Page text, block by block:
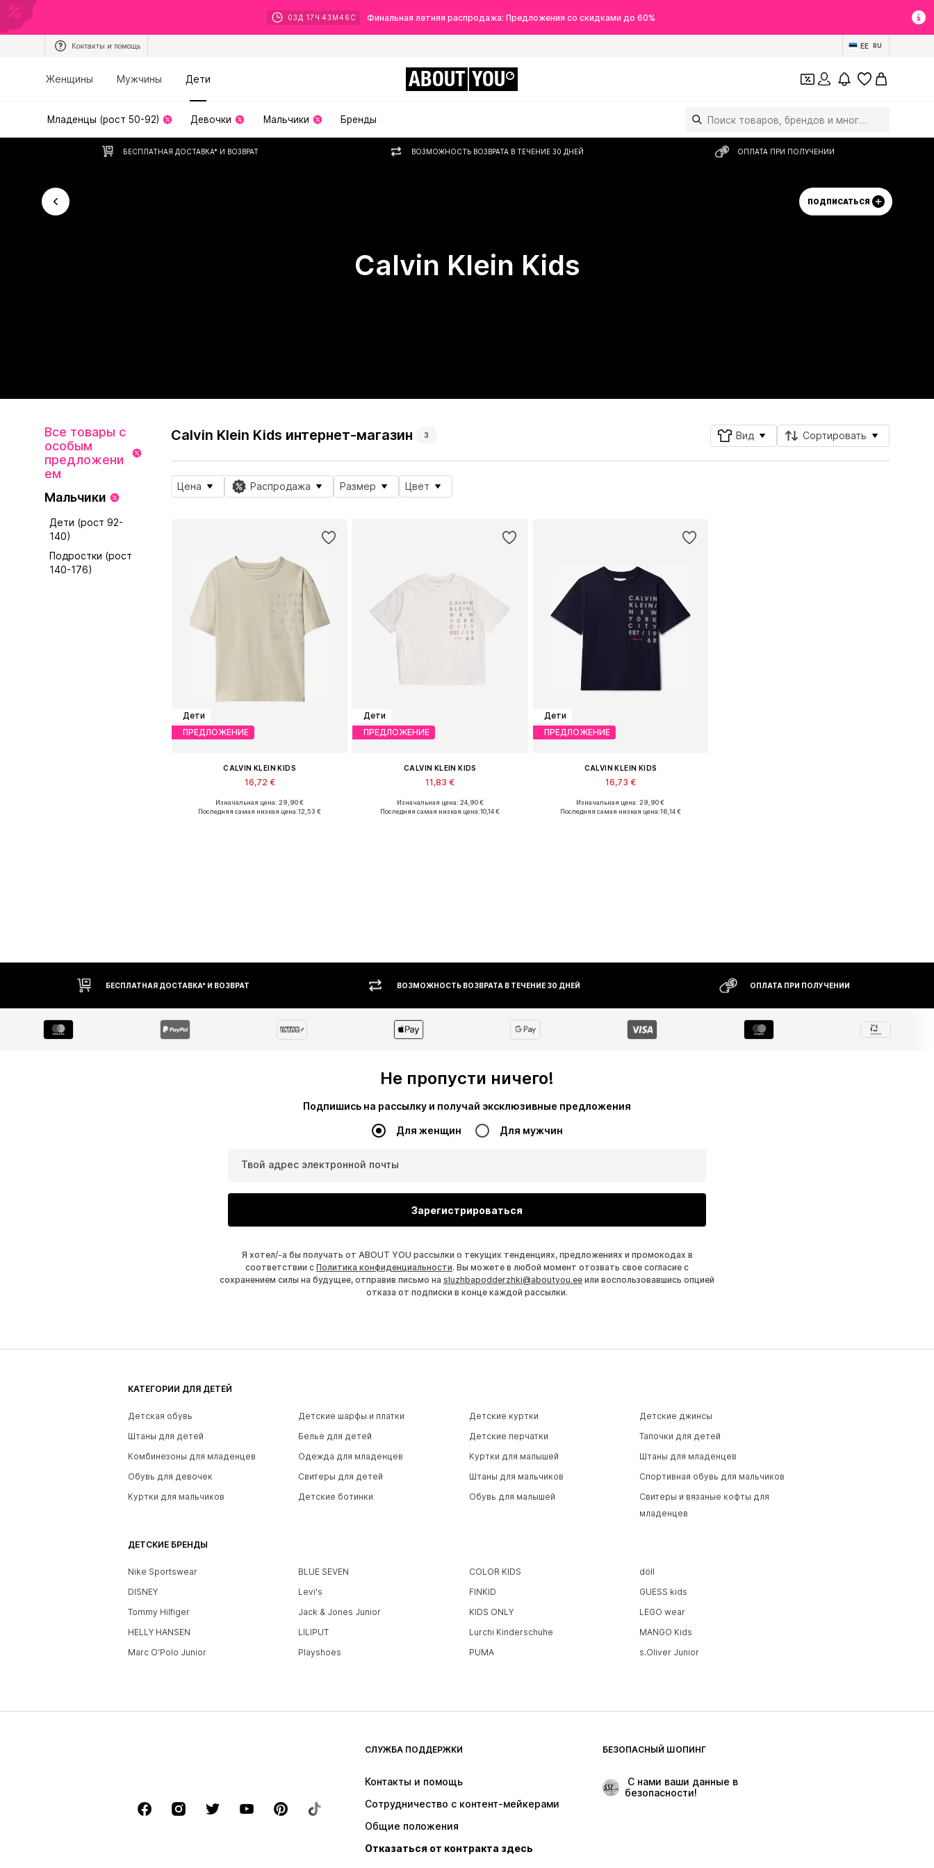
03 Д 17 Ч 43 М46 С Финальная летняя распродажа: Предложения со скидками до 60%
Контакты и помощь EE RU
Женщины Мужчины Дети ABOUT YOU
Младенцы (рост 50-92) Девочки Мальчики Бренды
БЕСПЛАТНАЯ ДОСТАВКА* И ВОЗВРАТ ВОЗМОЖНОСТЬ ВОЗВРАТА В ТЕЧЕНИЕ 30 ДНЕЙ ОПЛАТА ПРИ ПОЛУЧЕНИИ
ПОДПИСАТЬСЯ
Calvin Klein Kids
Все товары с
особым
предложени
ем
Мальчики
Дети (рост 92-
140)
Подростки (рост
140-176)
Calvin Klein Kids интернет-магазин 3 Вид Сортировать
Цена Распродажа Размер Цвет
Дети
ПРЕДЛОЖЕНИЕ
CALVIN KLEIN KIDS
16,72 €
Доступные размеры: 176
Изначальная цена: 29,90 €
Последняя самая низкая цена:12,53 €
Дети
ПРЕДЛОЖЕНИЕ
CALVIN KLEIN KIDS
11,83 €
Доступные размеры: 164, 170-176
Изначальная цена: 24,90 €
Последняя самая низкая цена:10,14 €
Дети
ПРЕДЛОЖЕНИЕ
CALVIN KLEIN KIDS
16,73 €
Доступные размеры: 140
Изначальная цена: 29,90 €
Последняя самая низкая цена:16,14 €
БЕСПЛАТНАЯ ДОСТАВКА* И ВОЗВРАТ ВОЗМОЖНОСТЬ ВОЗВРАТА В ТЕЧЕНИЕ 30 ДНЕЙ ОПЛАТА ПРИ ПОЛУЧЕНИИ
Не пропусти ничего!
Подпишись на рассылку и получай эксклюзивные предложения
Для женщин Для мужчин
Твой адрес электронной почты
Зарегистрироваться
Я хотел/-а бы получать от ABOUT YOU рассылки о текущих тенденциях, предложениях и промокодах в
соответствии с Политика конфиденциальности. Вы можете в любой момент отозвать свое согласие с
сохранением силы на будущее, отправив письмо на sluzhbapodderzhki@aboutyou.ee или воспользовавшись опцией
отказа от подписки в конце каждой рассылки.
КАТЕГОРИИ ДЛЯ ДЕТЕЙ
Детская обувь Детские шарфы и платки Детские куртки
Детские джинсы
Штаны для детей
Белье для детей Детские перчатки
Тапочки для детей
Комбинезоны для младенцев
Одежда для младенцев Куртки для малышей
Штаны для младенцев
Обувь для девочек
Свитеры для детей Штаны для мальчиков
Спортивная обувь для мальчиков
Куртки для мальчиков
Детские ботинки Обувь для малышей
Свитеры и вязаные кофты для
младенцев
ДЕТСКИЕ БРЕНДЫ
Nike Sportswear BLUE SEVEN COLOR KIDS
döll
DISNEY
Levi's FINKID
GUESS kids
Tommy Hilfiger
Jack & Jones Junior KIDS ONLY
LEGO wear
HELLY HANSEN
LILIPUT Lurchi Kinderschuhe
MANGO Kids
Marc O'Polo Junior
Playshoes PUMA s.Oliver Junior
СЛУЖБА ПОДДЕРЖКИ
Контакты и помощь
Сотрудничество с контент-мейкерами
Общие положения
Отказаться от контракта здесь
БЕЗОПАСНЫЙ ШОПИНГ
безопасности!